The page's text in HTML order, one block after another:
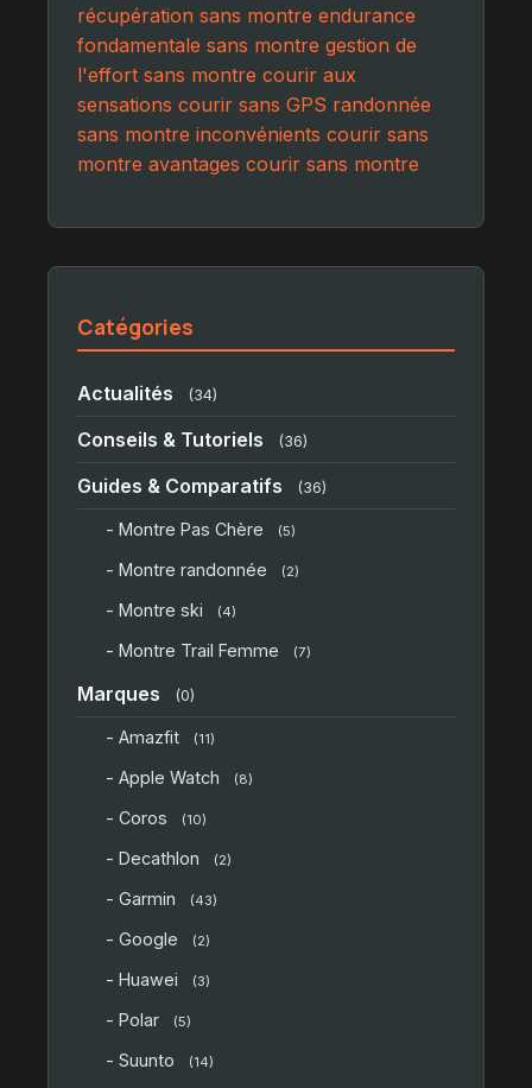
récupération sans montre endurance
fondamentale sans montre gestion de
l'effort sans montre courir aux
sensations courir sans GPS randonnée
sans montre inconvénients courir sans
montre avantages courir sans montre
Catégories
Actualités (34)
Conseils & Tutoriels (36)
Guides & Comparatifs (36)
- Montre Pas Chère (5)
- Montre randonnée (2)
- Montre ski (4)
- Montre Trail Femme (7)
Marques (0)
- Amazfit (11)
- Apple Watch (8)
- Coros (10)
- Decathlon (2)
- Garmin (43)
- Google (2)
- Huawei (3)
- Polar (5)
- Suunto (14)